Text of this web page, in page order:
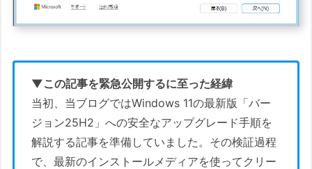
▼この記事を緊急公開するに至った経緯
当初、当ブログではWindows 11の最新版「バー
ジョン25H2」への安全なアップグレード手順を
解説する記事を準備していました。その検証過程
で、最新のインストールメディアを使ってクリー